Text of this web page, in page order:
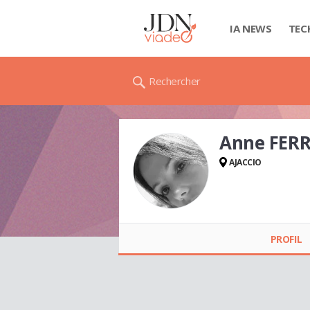
IA NEWS
Rechercher
Anne
AJACCIO
PROFIL